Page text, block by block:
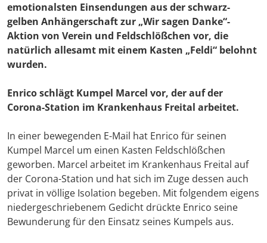
emotionalsten Einsendungen aus der schwarz-
gelben Anhängerschaft zur „Wir sagen Danke“-
Aktion von Verein und Feldschlößchen vor, die
natürlich allesamt mit einem Kasten „Feldi“ belohnt
wurden.
Enrico schlägt Kumpel Marcel vor, der auf der
Corona-Station im Krankenhaus Freital arbeitet.
In einer bewegenden E-Mail hat Enrico für seinen
Kumpel Marcel um einen Kasten Feldschlößchen
geworben. Marcel arbeitet im Krankenhaus Freital auf
der Corona-Station und hat sich im Zuge dessen auch
privat in völlige Isolation begeben. Mit folgendem eigens
niedergeschriebenem Gedicht drückte Enrico seine
Bewunderung für den Einsatz seines Kumpels aus.